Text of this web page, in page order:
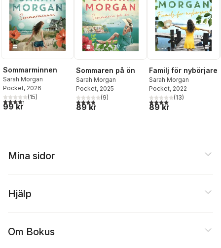
Sommarminnen
Sarah Morgan
Pocket, 2026
4,3utav 5 stjärnor. Totalt antal röster:
(15)
99 kr
Sommaren på ön
Sarah Morgan
Pocket, 2025
3,9utav 5 stjärnor. Totalt antal röster:
(9)
89 kr
Familj för nybörjare
Sarah Morgan
Pocket, 2022
4,1utav 5 stjärnor. Totalt
(13)
89 kr
Mina sidor
Hjälp
Om Bokus